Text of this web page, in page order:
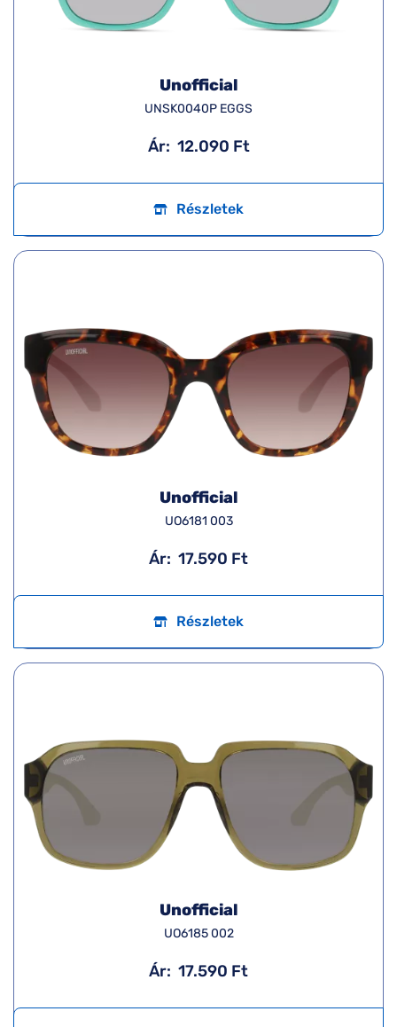
Unofficial
UNSK0040P EGGS
Ár: 12.090 Ft
Részletek
Unofficial
UO6181 003
Ár: 17.590 Ft
Részletek
Unofficial
UO6185 002
Ár: 17.590 Ft